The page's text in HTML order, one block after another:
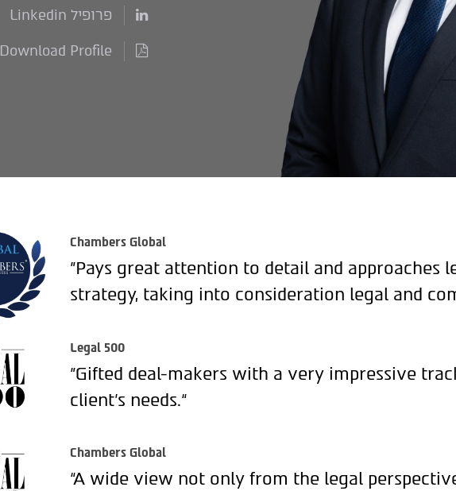
פרופיל Linkedin
Download Profile
Chambers Global
"Pays great attention to detail and approaches
strategy, taking into consideration legal and
Legal 500
"Gifted deal-makers with a very impressive
client’s needs.“
Chambers Global
“A wide view not only from the legal